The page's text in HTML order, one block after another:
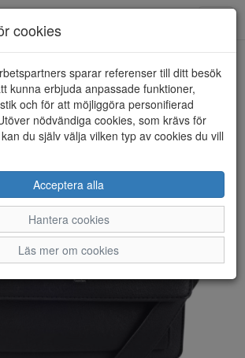
cookies
sparar referenser till ditt besök
kunna erbjuda anpassade funktioner,
och för att möjliggöra personifierad
nödvändiga cookies, som krävs för
du själv välja vilken typ av cookies du vill
Acceptera alla
Hantera cookies
Läs mer om cookies